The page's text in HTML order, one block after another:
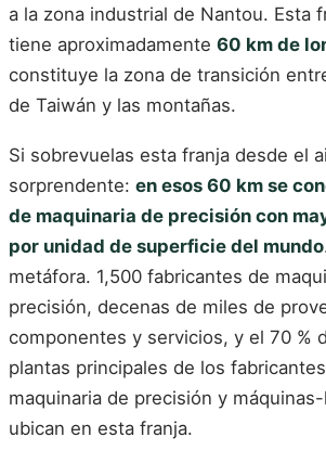
a la zona industrial de Nantou. Esta
tiene aproximadamente 60 km de
constituye la zona de transición
de Taiwán y las montañas.
Si sobrevuelas esta franja desde el
sorprendente: en esos 60 km se
de maquinaria de precisión con
por unidad de superficie del mundo
metáfora. 1,500 fabricantes de
precisión, decenas de miles de
componentes y servicios, y el 70 %
plantas principales de los
maquinaria de precisión y
ubican en esta franja.